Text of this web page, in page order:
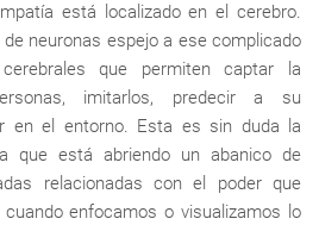
está localizado en el cerebro.
neuronas espejo a ese complicado
que permiten captar la
imitarlos, predecir a su
en el entorno. Esta es sin duda la
que está abriendo un abanico de
relacionadas con el poder que
enfocamos o visualizamos lo